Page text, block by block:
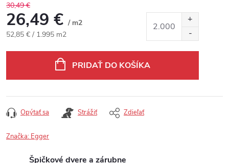
30,49 €
26,49 € / m2
Jednotková cena:
52,85 € / 1.995 m2
PRIDAŤ DO KOŠÍKA
Opýtať sa Strážiť Zdieľať
Značka: Egger
Špičkové dvere a zárubne